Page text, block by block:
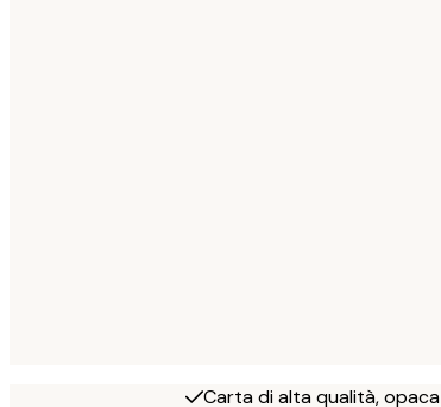
Carta di alta qualità, opaca